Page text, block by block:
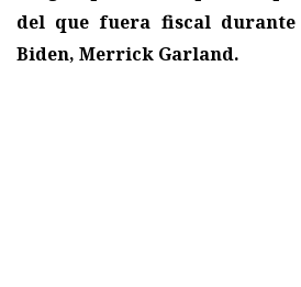
del que fuera fiscal
Biden, Merrick Garland.